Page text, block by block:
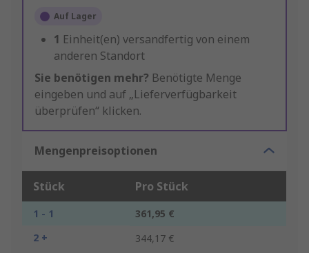
Auf Lager
1 Einheit(en) versandfertig von einem
anderen Standort
Sie benötigen mehr? Benötigte Menge
eingeben und auf „Lieferverfügbarkeit
überprüfen“ klicken.
Mengenpreisoptionen
Stück Pro Stück
1 - 1
361,95 €
2 +
344,17 €